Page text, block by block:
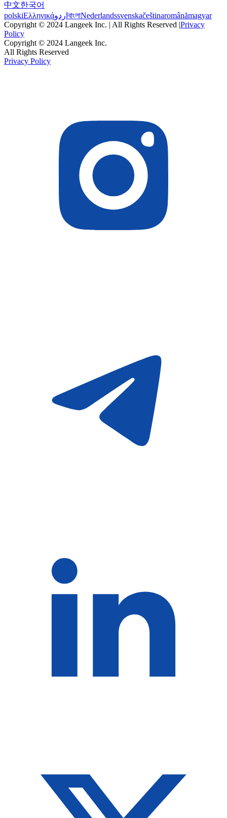
中文한국어
polskiΕλληνικάاردو বাংলাNederlandssvenskačeštinaromânămagyar
Copyright © 2024 Langeek Inc. | All Rights Reserved |Privacy
Policy
Copyright © 2024 Langeek Inc.
All Rights Reserved
Privacy Policy